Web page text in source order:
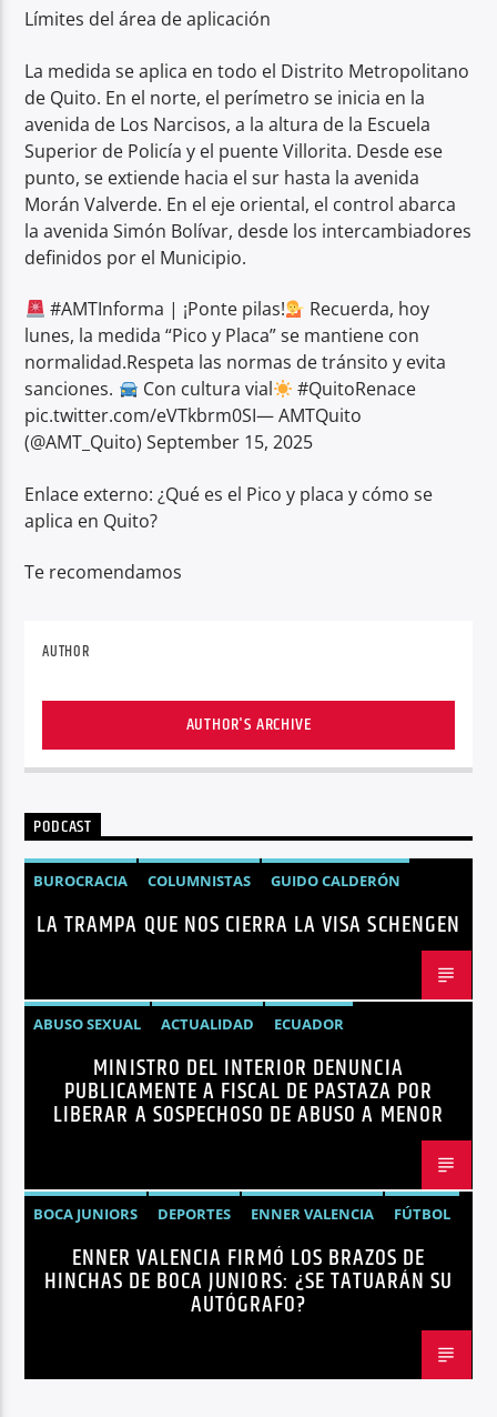
Límites del área de aplicación
La medida se aplica en todo el Distrito Metropolitano
de Quito. En el norte, el perímetro se inicia en la
avenida de Los Narcisos, a la altura de la Escuela
Superior de Policía y el puente Villorita. Desde ese
punto, se extiende hacia el sur hasta la avenida
Morán Valverde. En el eje oriental, el control abarca
la avenida Simón Bolívar, desde los intercambiadores
definidos por el Municipio.
#AMTInforma | ¡Ponte pilas!
Recuerda, hoy
lunes, la medida “Pico y Placa” se mantiene con
normalidad.Respeta las normas de tránsito y evita
sanciones.
Con cultura vial
#QuitoRenace
pic.twitter.com/eVTkbrm0SI— AMTQuito
(@AMT_Quito) September 15, 2025
Enlace externo: ¿Qué es el Pico y placa y cómo se
aplica en Quito?
Te recomendamos
AUTHOR
AUTHOR'S ARCHIVE
PODCAST
BUROCRACIA COLUMNISTAS
GUIDO CALDERÓN
LIBRE COMERCIO
NOTICIAS
NOTICIAS ECUADOR
LA TRAMPA QUE NOS CIERRA LA VISA SCHENGEN
ABUSO SEXUAL ACTUALIDAD
ECUADOR
JOHN REIMBERG
MINISTRO DEL INTERIOR
NOTICIAS
SEGURIDAD
MINISTRO DEL INTERIOR DENUNCIA
PUBLICAMENTE A FISCAL DE PASTAZA POR
LIBERAR A SOSPECHOSO DE ABUSO A MENOR
BOCA JUNIORS DEPORTES ENNER VALENCIA
FÚTBOL
NOTICIASENNER VALENCIA FIRMÓ LOS BRAZOS DE
HINCHAS DE BOCA JUNIORS: ¿SE TATUARÁN SU
AUTÓGRAFO?